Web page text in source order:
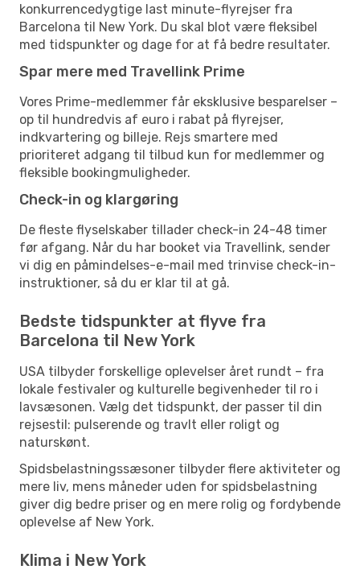
konkurrencedygtige last minute-flyrejser fra
Barcelona til New York. Du skal blot være fleksibel
med tidspunkter og dage for at få bedre resultater.
Spar mere med Travellink Prime
Vores Prime-medlemmer får eksklusive besparelser –
op til hundredvis af euro i rabat på flyrejser,
indkvartering og billeje. Rejs smartere med
prioriteret adgang til tilbud kun for medlemmer og
fleksible bookingmuligheder.
Check-in og klargøring
De fleste flyselskaber tillader check-in 24-48 timer
før afgang. Når du har booket via Travellink, sender
vi dig en påmindelses-e-mail med trinvise check-in-
instruktioner, så du er klar til at gå.
Bedste tidspunkter at flyve fra
Barcelona til New York
USA tilbyder forskellige oplevelser året rundt – fra
lokale festivaler og kulturelle begivenheder til ro i
lavsæsonen. Vælg det tidspunkt, der passer til din
rejsestil: pulserende og travlt eller roligt og
naturskønt.
Spidsbelastningssæsoner tilbyder flere aktiviteter og
mere liv, mens måneder uden for spidsbelastning
giver dig bedre priser og en mere rolig og fordybende
oplevelse af New York.
Klima i New York